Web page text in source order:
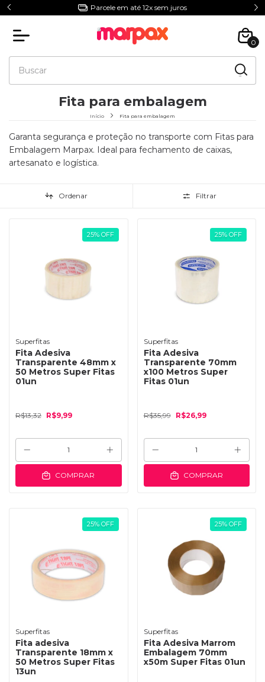
Parcele em até 12x sem juros
0
Fita para embalagem
Início Fita para embalagem
Garanta segurança e proteção no transporte com Fitas para
Embalagem Marpax. Ideal para fechamento de caixas,
artesanato e logística.
Ordenar Filtrar
25% OFF
Superfitas
Fita Adesiva
Transparente 48mm x
50 Metros Super Fitas
01un
R$13,32 R$9,99
COMPRAR
25% OFF
Superfitas
Fita Adesiva
Transparente 70mm
x100 Metros Super
Fitas 01un
R$35,99 R$26,99
COMPRAR
25% OFF
Superfitas
Fita adesiva
Transparente 18mm x
50 Metros Super Fitas
13un
25% OFF
Superfitas
Fita Adesiva Marrom
Embalagem 70mm
x50m Super Fitas 01un